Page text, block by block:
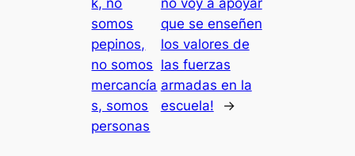
k, no
somos
pepinos,
no somos
mercancía
s, somos
personas
no voy a apoyar
que se enseñen
los valores de
las fuerzas
armadas en la
escuela!
→